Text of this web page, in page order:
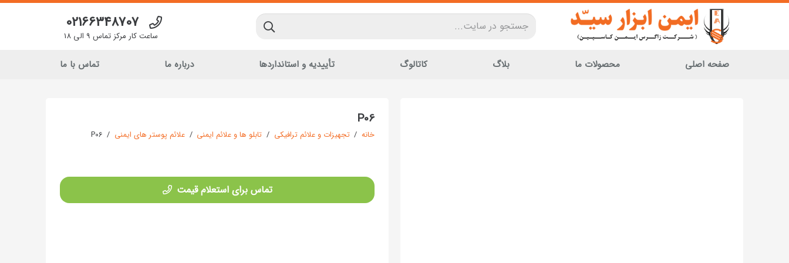
02166348707
ساعت کار مرکز تماس 9 الی 18
صفحه اصلی محصولات ما بلاگ کاتالوگ تأییدیه و استانداردها درباره ما تماس با ما
P06
خانه / تجهیزات و علائم ترافیکی / تابلو ها و علائم ایمنی / علائم پوستر های ایمنی /
P06
تماس برای استعلام قیمت